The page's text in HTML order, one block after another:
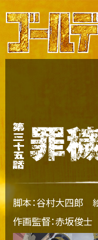
脚本：谷村大四郎
作画監督：赤坂俊